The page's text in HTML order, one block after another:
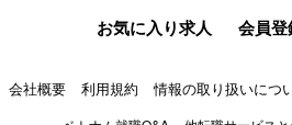
お気に入り求人
会員登
会社概要 利用規約 情報の取り扱いにつ